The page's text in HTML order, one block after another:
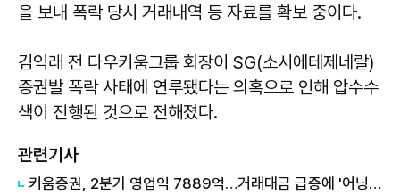
을 보내 폭락 당시 거래내역 등 자료를 확보 중이다.
김익래 전 다우키움그룹 회장이 SG(소시에테제네랄)
증권발 폭락 사태에 연루됐다는 의혹으로 인해 압수수
색이 진행된 것으로 전해졌다.
관련기사
키움증권, 2분기 영업익 7889억…거래대금 급증에 '어닝 서프라이즈'